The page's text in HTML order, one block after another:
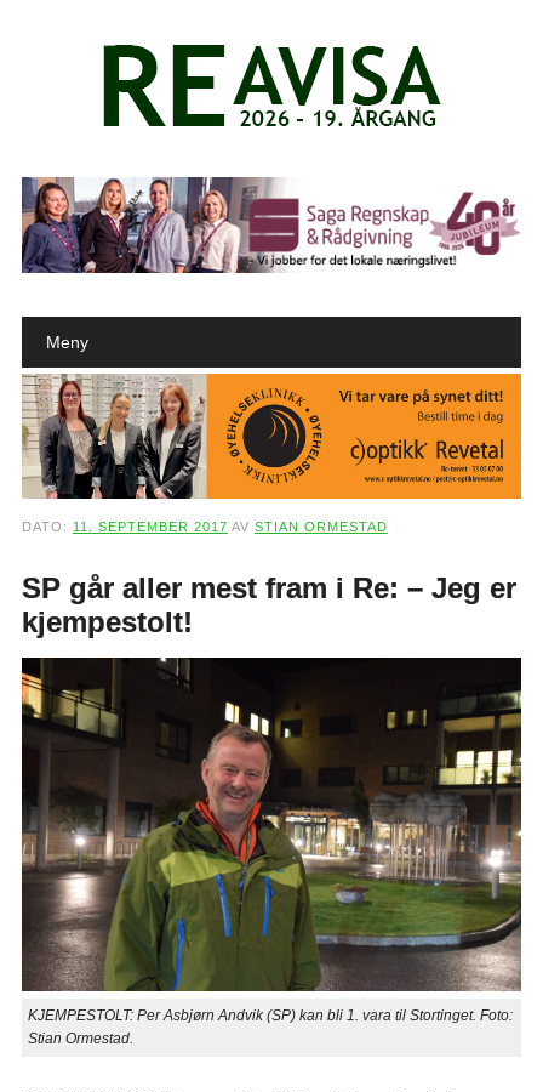
Main menu
Meny
DATO: 11. SEPTEMBER 2017 AV STIAN ORMESTAD
SP går aller mest fram i Re: – Jeg er
kjempestolt!
KJEMPESTOLT: Per Asbjørn Andvik (SP) kan bli 1. vara til Stortinget. Foto:
Stian Ormestad.